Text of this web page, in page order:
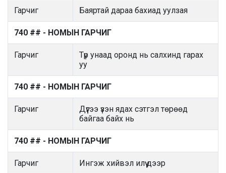
Гарчиг Баяртай дараа бахиад уулзая
740 ## - НОМЫН ГАРЧИГ
Гарчиг
Түр унаад оронд нь салхинд гарах
уу
740 ## - НОМЫН ГАРЧИГ
Гарчиг
Дүүгээ үзэн ядах сэтгэл төрөөд
байгаа байх нь
740 ## - НОМЫН ГАРЧИГ
Гарчиг Ингэж хийвэл илүү дээр